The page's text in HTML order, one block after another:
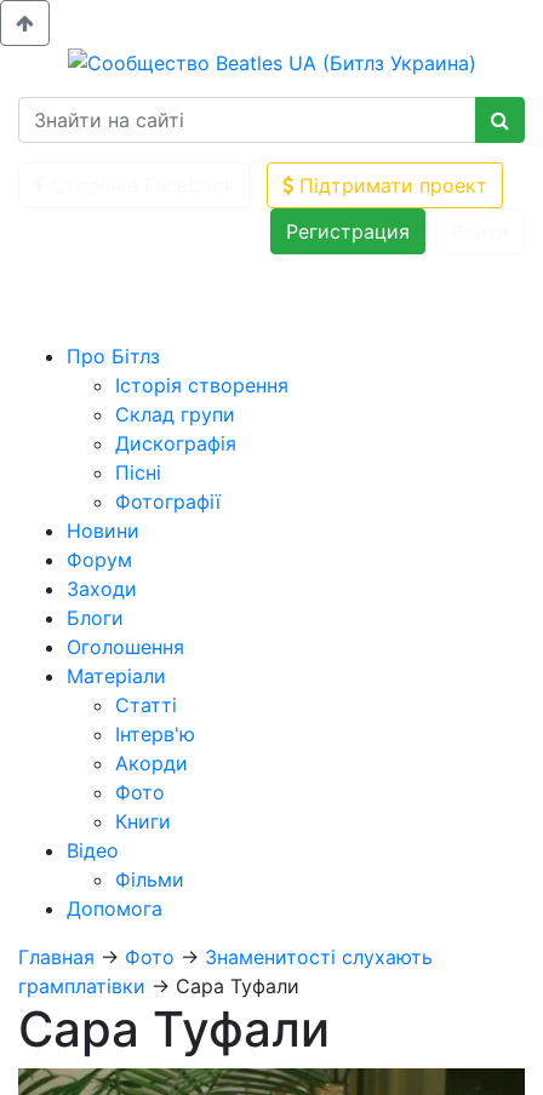
Підтримати проект
Регистрация
Про Бітлз
Історія створення
Склад групи
Дискографія
Пісні
Фотографії
Новини
Форум
Заходи
Блоги
Оголошення
Матеріали
Статті
Інтерв'ю
Акорди
Фото
Книги
Відео
Фільми
Допомога
Главная → Фото → Знаменитості слухають
грамплатівки → Сара Туфали
Сара Туфали